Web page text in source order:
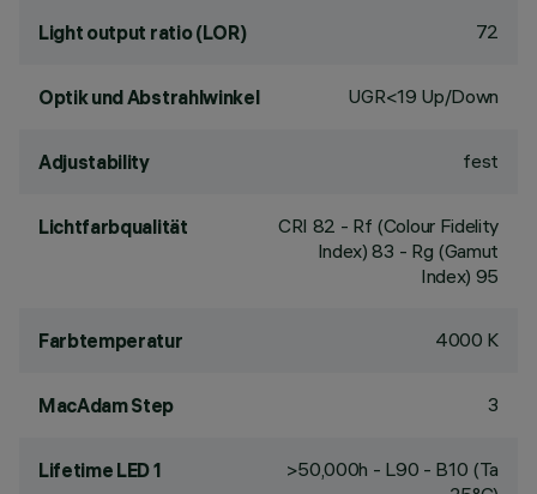
Light output ratio (LOR) 72
Optik und Abstrahlwinkel UGR<19 Up/Down
Adjustability fest
Lichtfarbqualität CRI 82 - Rf (Colour Fidelity
Index) 83 - Rg (Gamut
Index) 95
Farbtemperatur 4000 K
MacAdam Step 3
Lifetime LED 1
>50,000h - L90 - B10 (Ta